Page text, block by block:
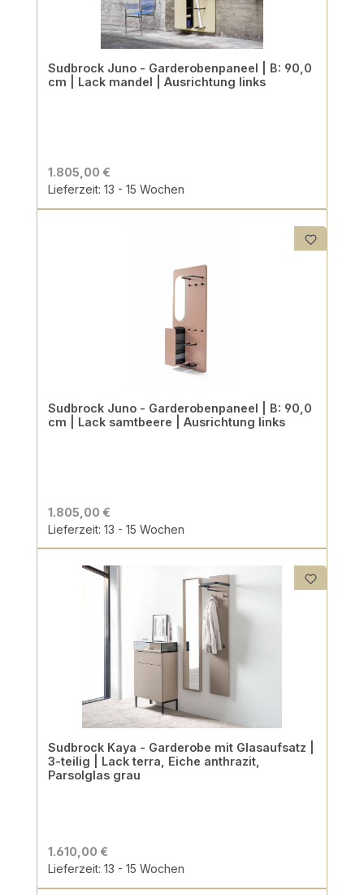
Sudbrock Juno - Garderobenpaneel | B: 90,0
cm | Lack mandel | Ausrichtung links
1.805,00 €
Lieferzeit: 13 - 15 Wochen
Sudbrock Juno - Garderobenpaneel | B: 90,0
cm | Lack samtbeere | Ausrichtung links
1.805,00 €
Lieferzeit: 13 - 15 Wochen
Sudbrock Kaya - Garderobe mit Glasaufsatz |
3-teilig | Lack terra, Eiche anthrazit,
Parsolglas grau
1.610,00 €
Lieferzeit: 13 - 15 Wochen